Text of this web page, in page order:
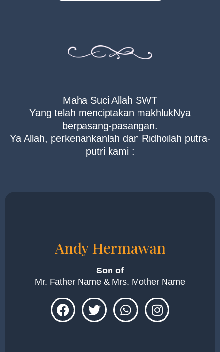
Maha Suci Allah SWT
Yang telah menciptakan makhlukNya
berpasang-pasangan.
Ya Allah, perkenankanlah dan Ridhoilah putra-
putri kami :
Andy Hermawan
Son of
Mr. Father Name & Mrs. Mother Name